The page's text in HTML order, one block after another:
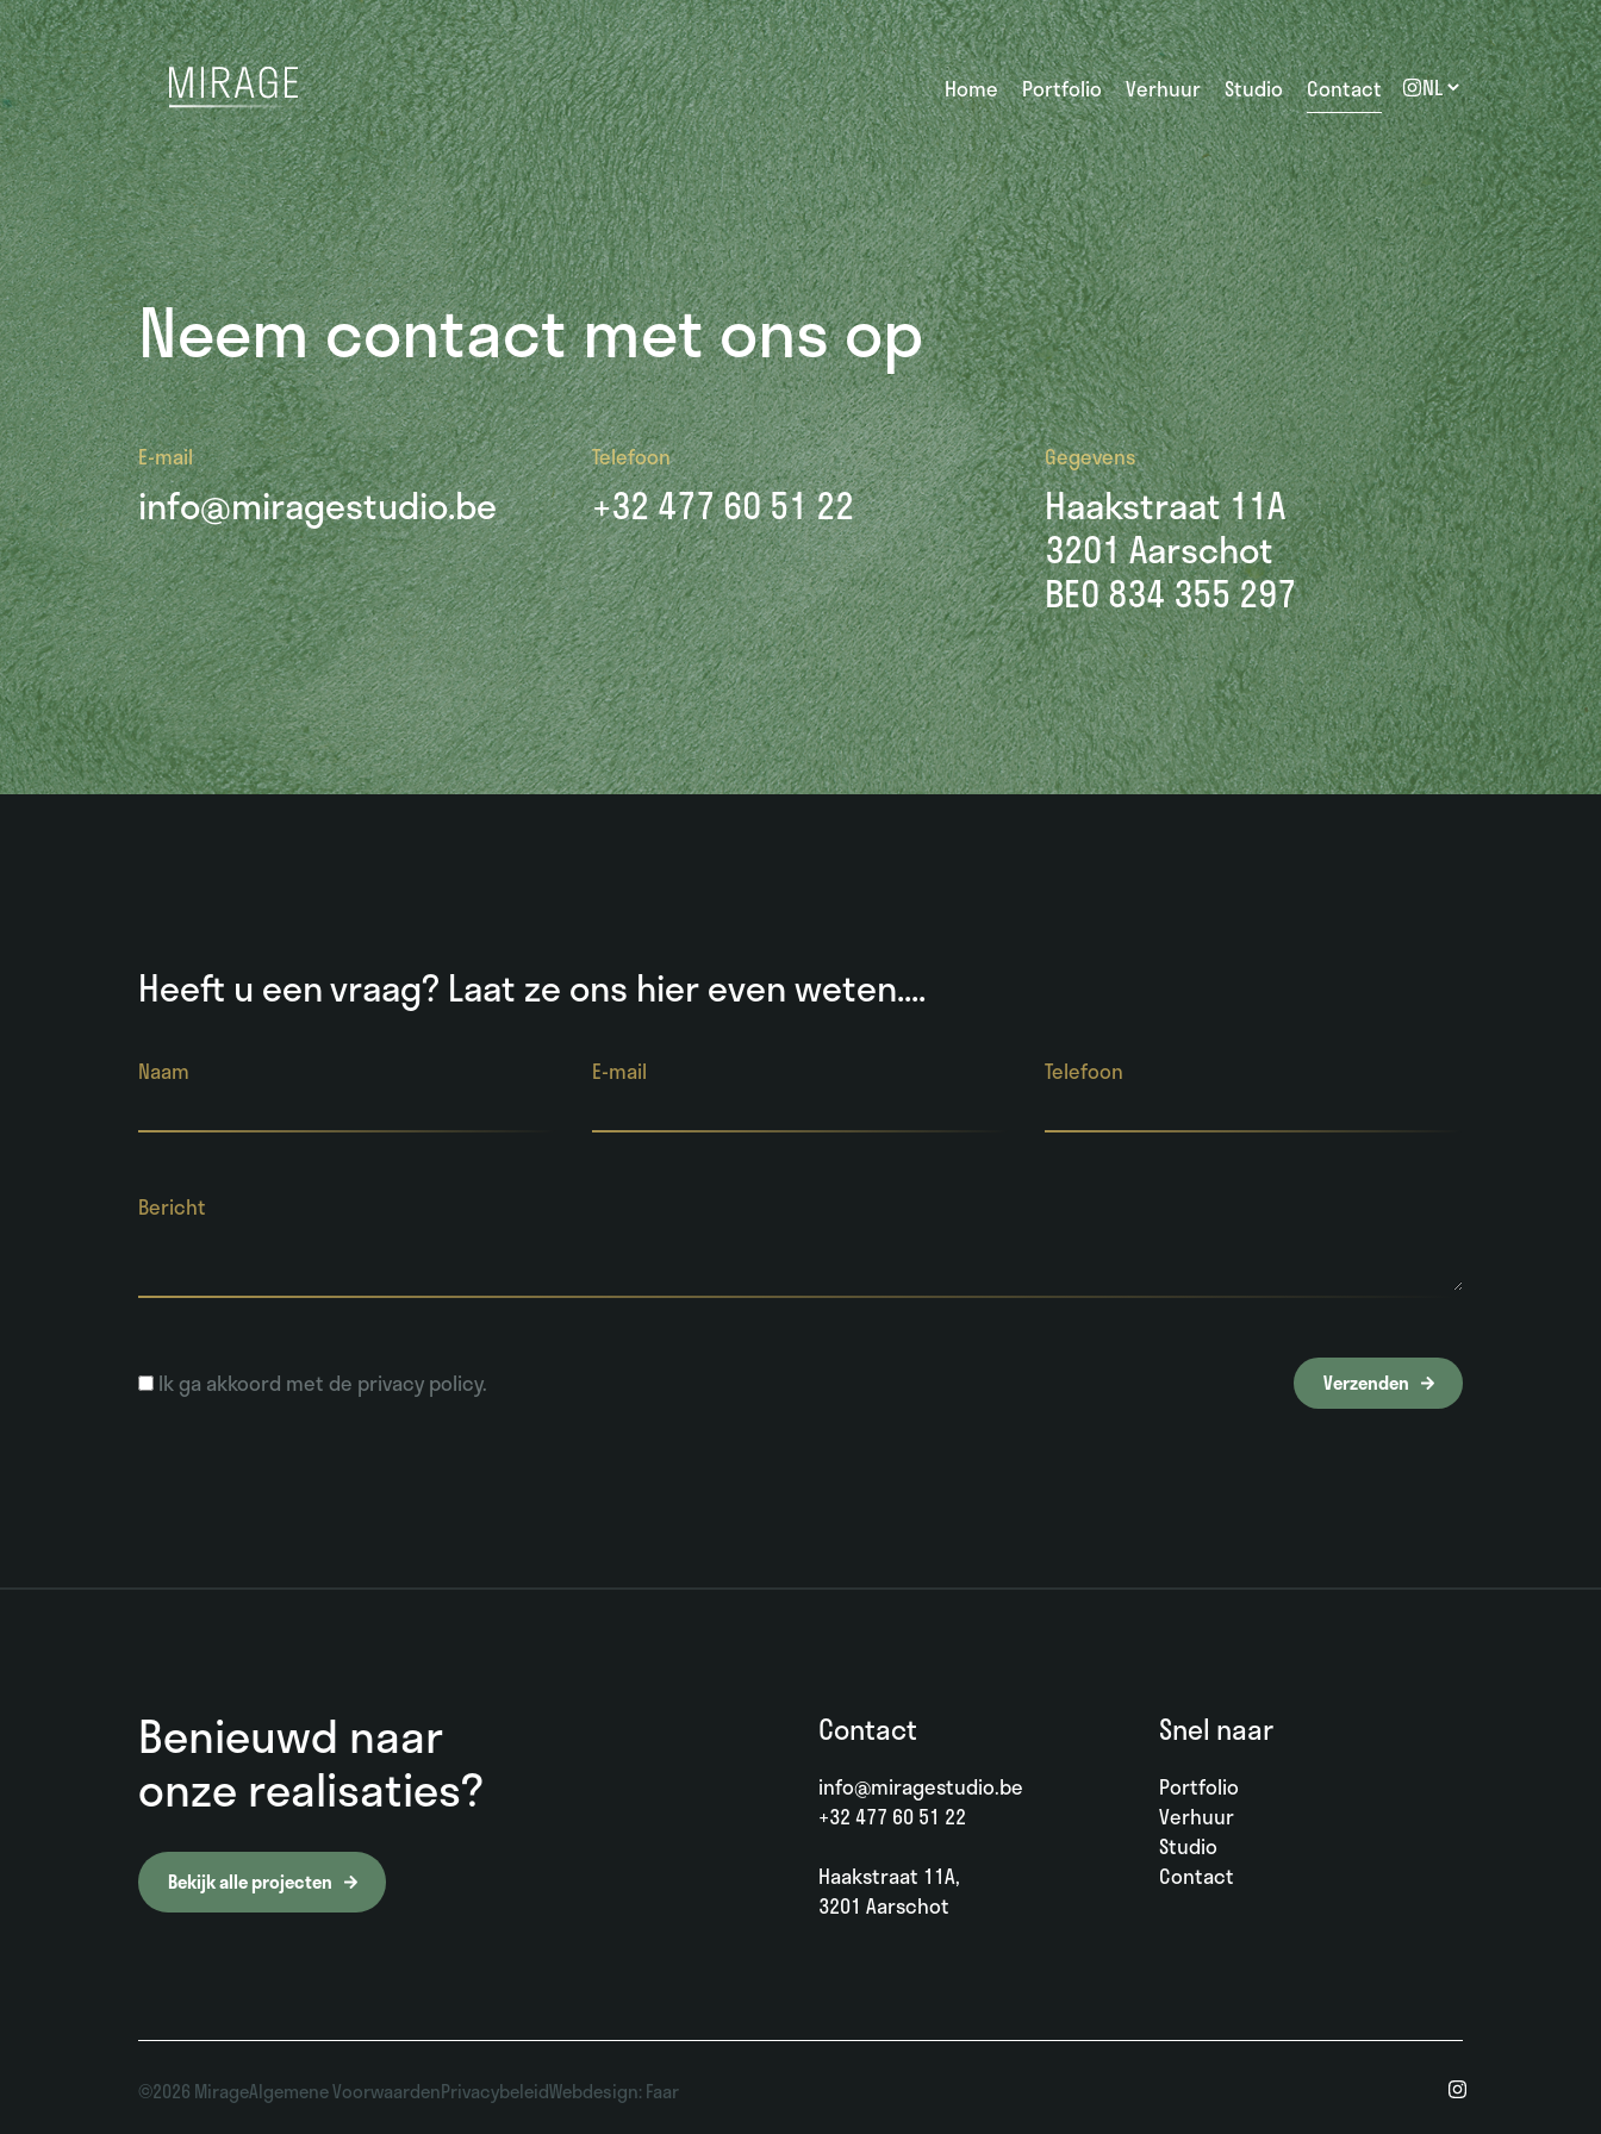
Home Portfolio Verhuur Studio Contact
Neem contact met ons op
E-mail
info@miragestudio.be
Telefoon
+32 477 60 51 22
Gegevens
Haakstraat 11A
3201 Aarschot
BE0 834 355 297
Heeft u een vraag? Laat ze ons hier even weten....
Naam E-mail Telefoon
Bericht
Ik ga akkoord met de privacy policy. Verzenden
Benieuwd naar
onze realisaties?
Bekijk alle projecten
Contact
info@miragestudio.be
+32 477 60 51 22
Haakstraat 11A,
3201 Aarschot
Snel naar
Portfolio
Verhuur
Studio
Contact
©2026 MirageAlgemene VoorwaardenPrivacybeleidWebdesign: Faar